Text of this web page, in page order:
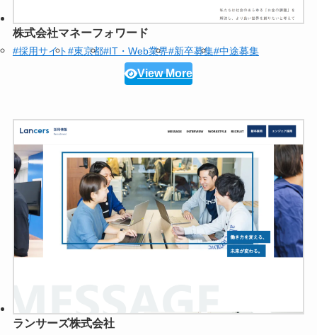
株式会社マネーフォワード
#採用サイト#東京都#IT・Web業界#新卒募集#中途募集
View More
ランサーズ株式会社